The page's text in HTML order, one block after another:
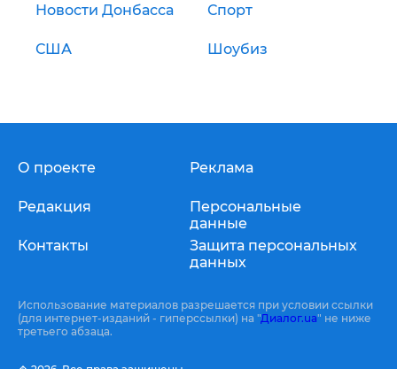
Новости Донбасса Спорт
США Шоубиз
О проекте
Редакция
Контакты
Реклама
Персональные
данные
Защита персональных
данных
Использование материалов разрешается при условии ссылки
(для интернет-изданий - гиперссылки) на "Диалог.ua" не ниже
третьего абзаца.